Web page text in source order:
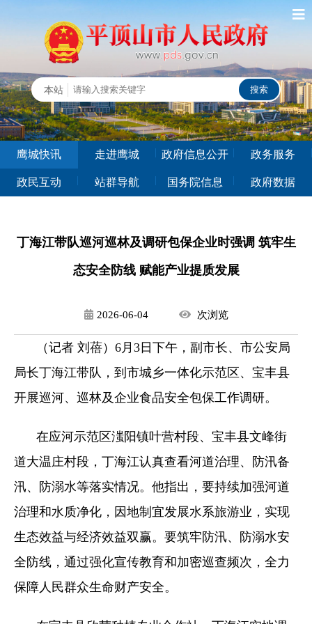
鹰城快讯 走进鹰城 政府信息公开 政务服务
政民互动 站群导航 国务院信息 政府数据
丁海江带队巡河巡林及调研包保企业时强调 筑牢生
态安全防线 赋能产业提质发展
2026-06-04 次浏览
（记者 刘蓓）6月3日下午，副市长、市公安局
局长丁海江带队，到市城乡一体化示范区、宝丰县
开展巡河、巡林及企业食品安全包保工作调研。
在应河示范区滍阳镇叶营村段、宝丰县文峰街
道大温庄村段，丁海江认真查看河道治理、防汛备
汛、防溺水等落实情况。他指出，要持续加强河道
治理和水质净化，因地制宜发展水系旅游业，实现
生态效益与经济效益双赢。要筑牢防汛、防溺水安
全防线，通过强化宣传教育和加密巡查频次，全力
保障人民群众生命财产安全。